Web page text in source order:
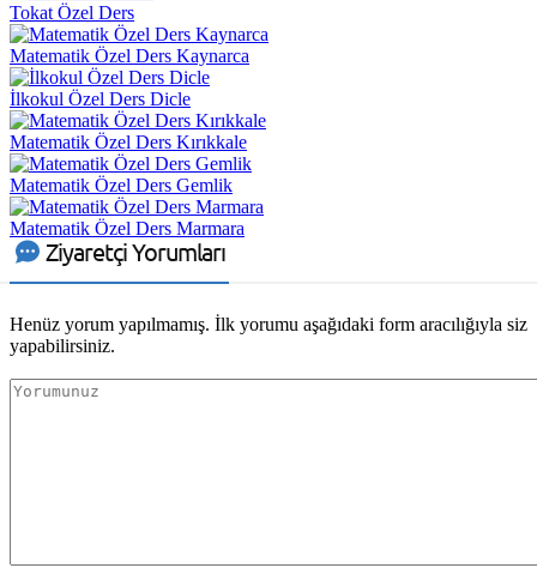
Tokat Özel Ders
Matematik Özel Ders Kaynarca
İlkokul Özel Ders Dicle
Matematik Özel Ders Kırıkkale
Matematik Özel Ders Gemlik
Matematik Özel Ders Marmara
Ziyaretçi Yorumları
Henüz yorum yapılmamış. İlk yorumu aşağıdaki form aracılığıyla siz
yapabilirsiniz.